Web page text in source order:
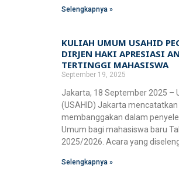
Ilmu Komunikasi
Teknik Lingkungan
Teknologi Pangan
Sekolah Pascasarjana
Doktoral Ilmu Komunikasi
Magister Ilmu Komunikasi
Magister Manajemen
SIAKAD
CETAK KTM
daftar@usahid.ac.id
humas@usahid.ac.id
Selengkapnya »
KULIAH UMUM USAHID
DIRJEN HAKI APRESIASI
TERTINGGI MAHASISWA
September 19, 2025
Jakarta, 18 September 2025 –
(USAHID) Jakarta
membanggakan dalam
Umum bagi mahasiswa baru
2025/2026. Acara yang
Selengkapnya »